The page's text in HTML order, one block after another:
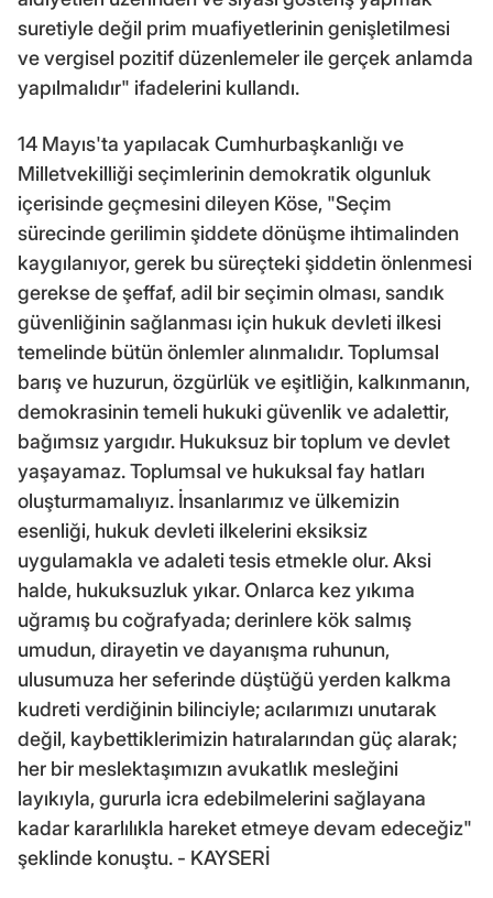
suretiyle değil prim muafiyetlerinin genişletilmesi
ve vergisel pozitif düzenlemeler ile gerçek anlamda
yapılmalıdır" ifadelerini kullandı.
14 Mayıs'ta yapılacak Cumhurbaşkanlığı ve
Milletvekilliği seçimlerinin demokratik olgunluk
içerisinde geçmesini dileyen Köse, "Seçim
sürecinde gerilimin şiddete dönüşme ihtimalinden
kaygılanıyor, gerek bu süreçteki şiddetin önlenmesi
gerekse de şeffaf, adil bir seçimin olması, sandık
güvenliğinin sağlanması için hukuk devleti ilkesi
temelinde bütün önlemler alınmalıdır. Toplumsal
barış ve huzurun, özgürlük ve eşitliğin, kalkınmanın,
demokrasinin temeli hukuki güvenlik ve adalettir,
bağımsız yargıdır. Hukuksuz bir toplum ve devlet
yaşayamaz. Toplumsal ve hukuksal fay hatları
oluşturmamalıyız. İnsanlarımız ve ülkemizin
esenliği, hukuk devleti ilkelerini eksiksiz
uygulamakla ve adaleti tesis etmekle olur. Aksi
halde, hukuksuzluk yıkar. Onlarca kez yıkıma
uğramış bu coğrafyada; derinlere kök salmış
umudun, dirayetin ve dayanışma ruhunun,
ulusumuza her seferinde düştüğü yerden kalkma
kudreti verdiğinin bilinciyle; acılarımızı unutarak
değil, kaybettiklerimizin hatıralarından güç alarak;
her bir meslektaşımızın avukatlık mesleğini
layıkıyla, gururla icra edebilmelerini sağlayana
kadar kararlılıkla hareket etmeye devam edeceğiz"
şeklinde konuştu. - KAYSERİ